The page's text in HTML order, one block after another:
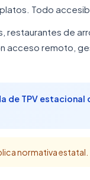
Todo
restaurantes de
remoto,
de TPV
normativa estatal.